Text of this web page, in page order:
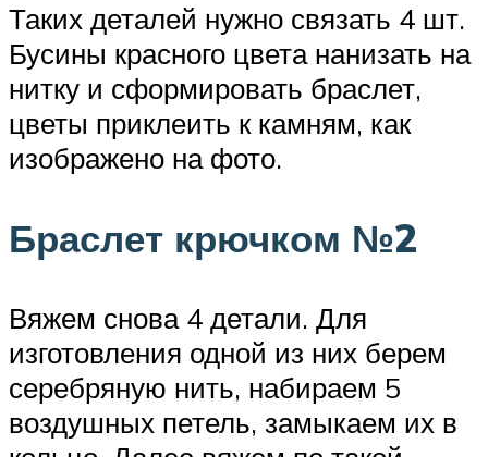
Таких деталей нужно связать 4 шт.
Бусины красного цвета нанизать на
нитку и сформировать браслет,
цветы приклеить к камням, как
изображено на фото.
Браслет крючком №2
Вяжем снова 4 детали. Для
изготовления одной из них берем
серебряную нить, набираем 5
воздушных петель, замыкаем их в